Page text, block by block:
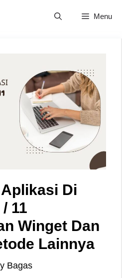
Menu
Di
11
Winget Dan
Lainnya
Bagas